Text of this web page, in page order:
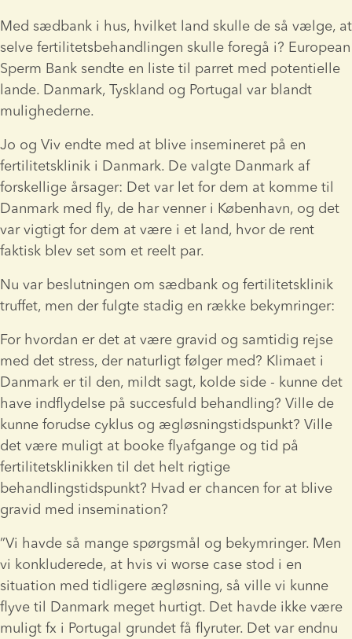
Med sædbank i hus, hvilket land skulle de så vælge, at
selve fertilitetsbehandlingen skulle foregå i? European
Sperm Bank sendte en liste til parret med potentielle
lande. Danmark, Tyskland og Portugal var blandt
mulighederne.
Jo og Viv endte med at blive insemineret på en
fertilitetsklinik i Danmark. De valgte Danmark af
forskellige årsager: Det var let for dem at komme til
Danmark med fly, de har venner i København, og det
var vigtigt for dem at være i et land, hvor de rent
faktisk blev set som et reelt par.
Nu var beslutningen om sædbank og fertilitetsklinik
truffet, men der fulgte stadig en række bekymringer:
For hvordan er det at være gravid og samtidig rejse
med det stress, der naturligt følger med? Klimaet i
Danmark er til den, mildt sagt, kolde side - kunne det
have indflydelse på succesfuld behandling? Ville de
kunne forudse cyklus og ægløsningstidspunkt? Ville
det være muligt at booke flyafgange og tid på
fertilitetsklinikken til det helt rigtige
behandlingstidspunkt? Hvad er chancen for at blive
gravid med insemination?
”Vi havde så mange spørgsmål og bekymringer. Men
vi konkluderede, at hvis vi worse case stod i en
situation med tidligere ægløsning, så ville vi kunne
flyve til Danmark meget hurtigt. Det havde ikke være
muligt fx i Portugal grundet få flyruter. Det var endnu